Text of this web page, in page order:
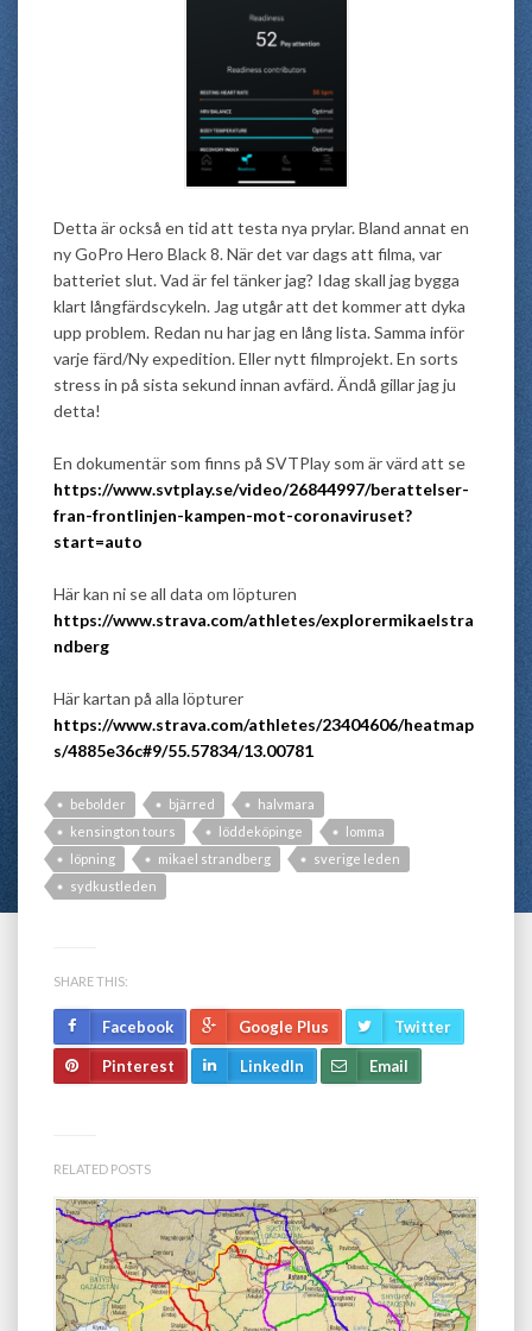
Detta är också en tid att testa nya prylar. Bland annat en
ny GoPro Hero Black 8. När det var dags att filma, var
batteriet slut. Vad är fel tänker jag? Idag skall jag bygga
klart långfärdscykeln. Jag utgår att det kommer att dyka
upp problem. Redan nu har jag en lång lista. Samma inför
varje färd/Ny expedition. Eller nytt filmprojekt. En sorts
stress in på sista sekund innan avfärd. Ändå gillar jag ju
detta!
En dokumentär som finns på SVTPlay som är värd att se
https://www.svtplay.se/video/26844997/berattelser-
fran-frontlinjen-kampen-mot-coronaviruset?
start=auto
Här kan ni se all data om löpturen
https://www.strava.com/athletes/explorermikaelstra
ndberg
Här kartan på alla löpturer
https://www.strava.com/athletes/23404606/heatmap
s/4885e36c#9/55.57834/13.00781
bebolder bjärred
halvmara
kensington tours
löddeköpinge
lomma
löpning
mikael strandberg
sverige leden
sydkustleden
SHARE THIS:
Facebook Google Plus Twitter
Pinterest LinkedIn Email
RELATED POSTS